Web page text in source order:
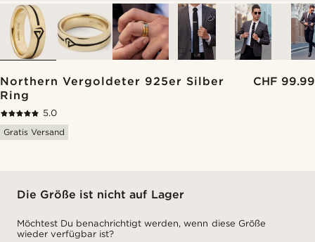
Northern Vergoldeter 925er Silber
Ring
CHF 99.99
5.0
Gratis Versand
Die Größe ist nicht auf Lager
Möchtest Du benachrichtigt werden, wenn diese Größe
wieder verfügbar ist?